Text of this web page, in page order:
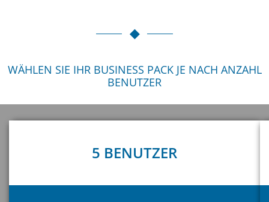
WÄHLEN SIE IHR BUSINESS PACK JE NACH ANZAHL
BENUTZER
5 BENUTZER